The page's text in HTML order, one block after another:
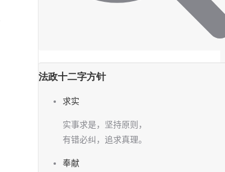
法政十二字方针
求实
实事求是，坚持原则，
有错必纠，追求真理。
奉献